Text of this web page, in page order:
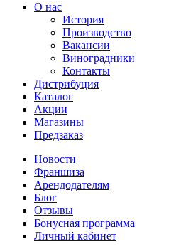
О нас
История
Производство
Вакансии
Виноградники
Контакты
Дистрибуция
Каталог
Акции
Магазины
Предзаказ
Новости
Франшиза
Арендодателям
Блог
Отзывы
Бонусная программа
Личный кабинет